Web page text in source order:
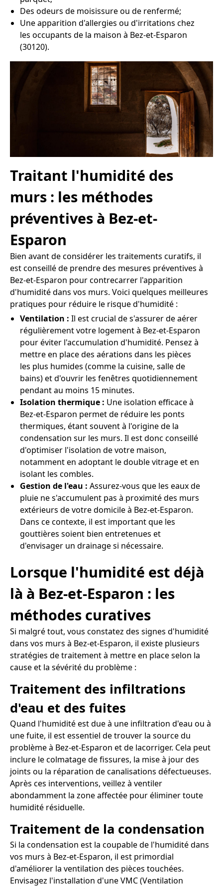
Des odeurs de moisissure ou de renfermé;
Une apparition d'allergies ou d'irritations chez
les occupants de la maison à Bez-et-Esparon
(30120).
Traitant l'humidité des
murs : les méthodes
préventives à Bez-et-
Esparon
Bien avant de considérer les traitements curatifs, il
est conseillé de prendre des mesures préventives à
Bez-et-Esparon pour contrecarrer l'apparition
d'humidité dans vos murs. Voici quelques meilleures
pratiques pour réduire le risque d'humidité :
Ventilation : Il est crucial de s'assurer de aérer
régulièrement votre logement à Bez-et-Esparon
pour éviter l'accumulation d'humidité. Pensez à
mettre en place des aérations dans les pièces
les plus humides (comme la cuisine, salle de
bains) et d'ouvrir les fenêtres quotidiennement
pendant au moins 15 minutes.
Isolation thermique : Une isolation efficace à
Bez-et-Esparon permet de réduire les ponts
thermiques, étant souvent à l'origine de la
condensation sur les murs. Il est donc conseillé
d'optimiser l'isolation de votre maison,
notamment en adoptant le double vitrage et en
isolant les combles.
Gestion de l'eau : Assurez-vous que les eaux de
pluie ne s'accumulent pas à proximité des murs
extérieurs de votre domicile à Bez-et-Esparon.
Dans ce contexte, il est important que les
gouttières soient bien entretenues et
d'envisager un drainage si nécessaire.
Lorsque l'humidité est déjà
là à Bez-et-Esparon : les
méthodes curatives
Si malgré tout, vous constatez des signes d'humidité
dans vos murs à Bez-et-Esparon, il existe plusieurs
stratégies de traitement à mettre en place selon la
cause et la sévérité du problème :
Traitement des infiltrations
d'eau et des fuites
Quand l'humidité est due à une infiltration d'eau ou à
une fuite, il est essentiel de trouver la source du
problème à Bez-et-Esparon et de lacorriger. Cela peut
inclure le colmatage de fissures, la mise à jour des
joints ou la réparation de canalisations défectueuses.
Après ces interventions, veillez à ventiler
abondamment la zone affectée pour éliminer toute
humidité résiduelle.
Traitement de la condensation
Si la condensation est la coupable de l'humidité dans
vos murs à Bez-et-Esparon, il est primordial
d'améliorer la ventilation des pièces touchées.
Envisagez l'installation d'une VMC (Ventilation